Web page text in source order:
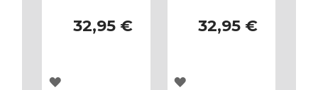
32,95 €
AGREGAR
32,95 €
AGREGAR